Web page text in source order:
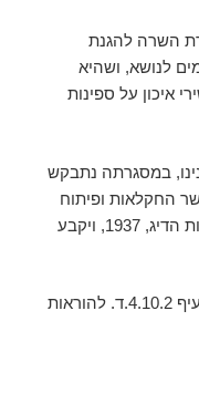
העותרת השרה להגנת
לנושא, ושהיא
איכון על ספינות
שלפנינו, במסגרתה נתבקש
החקלאות ופיתוח
הכפר ליתן טעם מדוע לא יתקן את תקנות הדיג, 1937, ויקבע
א. איסור על דיג-מכמורת כאמור בסעיף 4.10.2.ד. להוראות